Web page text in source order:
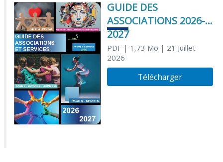
GUIDE DES
ASSOCIATIONS 2026-
2027
PDF| 1,73 Mo | 21 Juillet
2026
Télécharger